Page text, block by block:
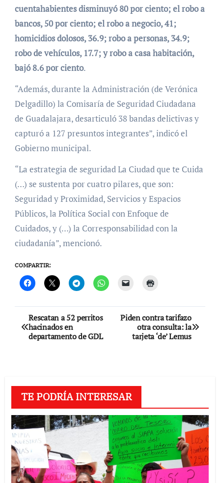
cuentahabientes disminuyó 80 por ciento; el robo a
bancos, 50 por ciento; el robo a negocio, 41;
homicidios dolosos, 36.9; robo a personas, 34.9;
robo de vehículos, 17.7; y robo a casa habitación,
bajó 8.6 por ciento.
“Además, durante la Administración (de Verónica
Delgadillo) la Comisaría de Seguridad Ciudadana
de Guadalajara, desarticuló 38 bandas delictivas y
capturó a 127 presuntos integrantes”, indicó el
Gobierno municipal.
“La estrategia de seguridad La Ciudad que te Cuida
(…) se sustenta por cuatro pilares, que son:
Seguridad y Proximidad, Servicios y Espacios
Públicos, la Política Social con Enfoque de
Cuidados, y (…) la Corresponsabilidad con la
ciudadanía”, mencionó.
COMPARTIR:
Navegación
de
Rescatan a 52 perritos
hacinados en
departamento de GDL
Piden contra tarifazo
otra consulta: la
tarjeta ‘de’ Lemus
TE PODRÍA INTERESAR